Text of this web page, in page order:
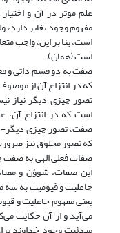
مفهوم وجود تغایر
است، بنا بر این، واجب
است (همان).
صفت به دو قسم ذاتی و
که در انتزاع آن از
تصور چیزی دیگر نیاز
است که در انتزاع
صفت، تصور چیزی دیگر-
که تصور مخلوق نیز ضرورت
صفات فعلی الهی به صفت
این صفات، شوؤن و
جاعلیت و قیومیت به سه
یعنی مفهوم جاعلیت و
می‌آید و از آن حکایت